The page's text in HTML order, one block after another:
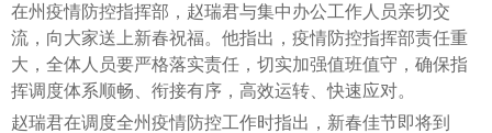
在州疫情防控指挥部，赵瑞君与集中办公工作人员亲切交
流，向大家送上新春祝福。他指出，疫情防控指挥部责任重
大，全体人员要严格落实责任，切实加强值班值守，确保指
挥调度体系顺畅、衔接有序，高效运转、快速应对。
赵瑞君在调度全州疫情防控工作时指出，新春佳节即将到